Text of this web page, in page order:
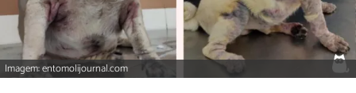
Imagem: entomolijournal.com